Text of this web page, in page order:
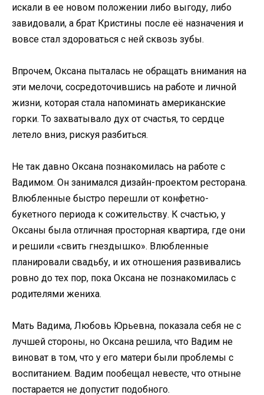
искали в ее новом положении либо выгоду, либо
завидовали, а брат Кристины после её назначения и
вовсе стал здороваться с ней сквозь зубы.
Впрочем, Оксана пыталась не обращать внимания на
эти мелочи, сосредоточившись на работе и личной
жизни, которая стала напоминать американские
горки. То захватывало дух от счастья, то сердце
летело вниз, рискуя разбиться.
Не так давно Оксана познакомилась на работе с
Вадимом. Он занимался дизайн-проектом ресторана.
Влюбленные быстро перешли от конфетно-
букетного периода к сожительству. К счастью, у
Оксаны была отличная просторная квартира, где они
и решили «свить гнездышко». Влюбленные
планировали свадьбу, и их отношения развивались
ровно до тех пор, пока Оксана не познакомилась с
родителями жениха.
Мать Вадима, Любовь Юрьевна, показала себя не с
лучшей стороны, но Оксана решила, что Вадим не
виноват в том, что у его матери были проблемы с
воспитанием. Вадим пообещал невесте, что отныне
постарается не допустит подобного.